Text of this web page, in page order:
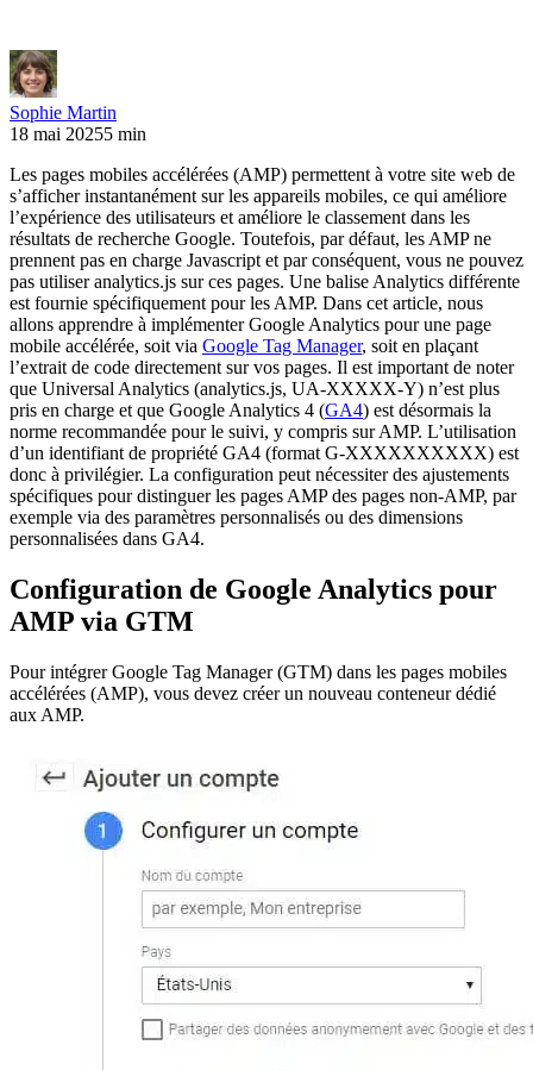
Sophie Martin
18 mai 20255 min
Les pages mobiles accélérées (AMP) permettent à votre site web de
s’afficher instantanément sur les appareils mobiles, ce qui améliore
l’expérience des utilisateurs et améliore le classement dans les
résultats de recherche Google. Toutefois, par défaut, les AMP ne
prennent pas en charge Javascript et par conséquent, vous ne pouvez
pas utiliser analytics.js sur ces pages. Une balise Analytics différente
est fournie spécifiquement pour les AMP. Dans cet article, nous
allons apprendre à implémenter Google Analytics pour une page
mobile accélérée, soit via Google Tag Manager, soit en plaçant
l’extrait de code directement sur vos pages. Il est important de noter
que Universal Analytics (analytics.js, UA-XXXXX-Y) n’est plus
pris en charge et que Google Analytics 4 (GA4) est désormais la
norme recommandée pour le suivi, y compris sur AMP. L’utilisation
d’un identifiant de propriété GA4 (format G-XXXXXXXXXX) est
donc à privilégier. La configuration peut nécessiter des ajustements
spécifiques pour distinguer les pages AMP des pages non-AMP, par
exemple via des paramètres personnalisés ou des dimensions
personnalisées dans GA4.
Configuration de Google Analytics pour
AMP via GTM
Pour intégrer Google Tag Manager (GTM) dans les pages mobiles
accélérées (AMP), vous devez créer un nouveau conteneur dédié
aux AMP.